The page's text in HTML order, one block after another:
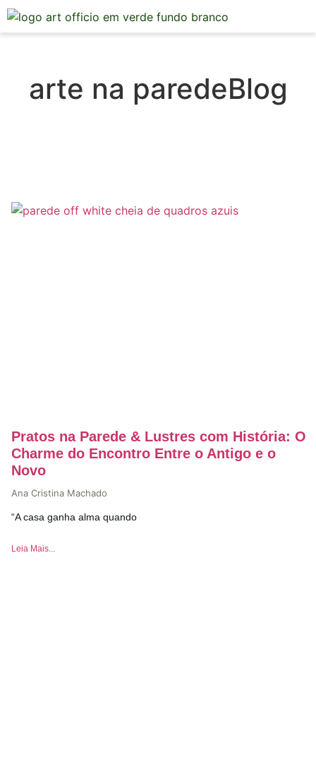
arte na paredeBlog
Pratos na Parede & Lustres com História: O
Charme do Encontro Entre o Antigo e o
Novo
Ana Cristina Machado
“A casa ganha alma quando
Leia Mais...